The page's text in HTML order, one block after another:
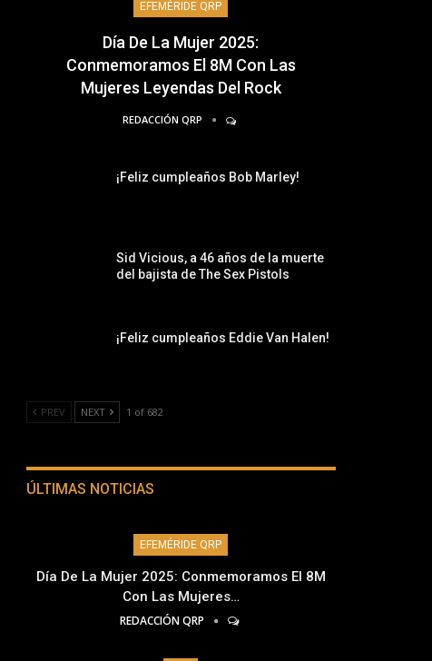
EFEMÉRIDE QRP
Día De La Mujer 2025:
Conmemoramos El 8M Con Las
Mujeres Leyendas Del Rock
REDACCIÓN QRP
¡Feliz cumpleaños Bob Marley!
Sid Vicious, a 46 años de la muerte
del bajista de The Sex Pistols
¡Feliz cumpleaños Eddie Van Halen!
PREV NEXT 1 of 682
ÚLTIMAS NOTICIAS
EFEMÉRIDE QRP
Día De La Mujer 2025: Conmemoramos El 8M
Con Las Mujeres…
REDACCIÓN QRP